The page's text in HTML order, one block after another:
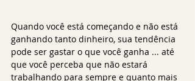
Quando você está começando e não está
ganhando tanto dinheiro, sua tendência
pode ser gastar o que você ganha ... até
que você perceba que não estará
trabalhando para sempre e quanto mais